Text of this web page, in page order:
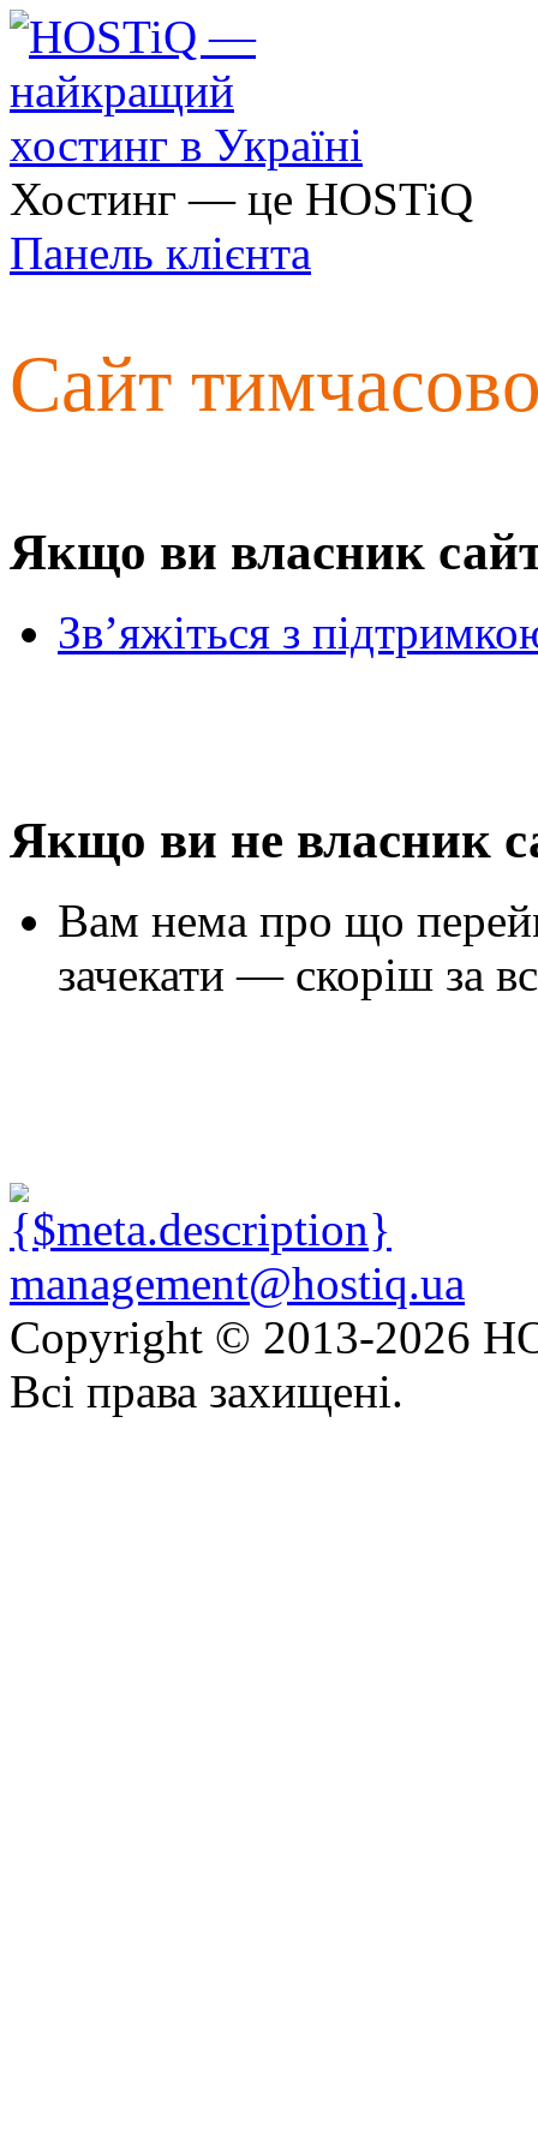
Хостинг — це HOSTiQ
Панель клієнта
Сайт
Якщо ви власник
Зв’яжіться з
Якщо ви не власник
Вам нема про що
зачекати — скоріш за
management@hostiq.ua
Copyright © 2013-2026
Всі права захищені.